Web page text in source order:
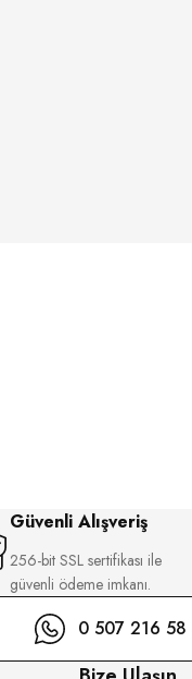
Güvenli Alışveriş
256-bit SSL sertifikası ile
güvenli ödeme imkanı.
0 507 216 58